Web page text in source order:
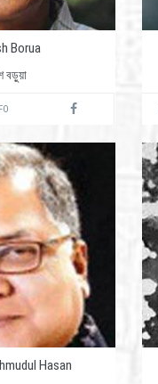
Borua
বড়ুয়া
Hasan